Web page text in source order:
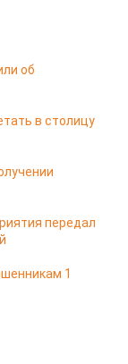
об
в столицу
передал
1